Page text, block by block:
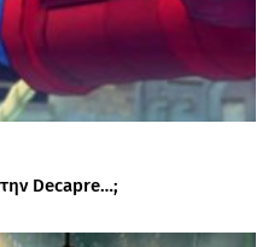
Decapre…;